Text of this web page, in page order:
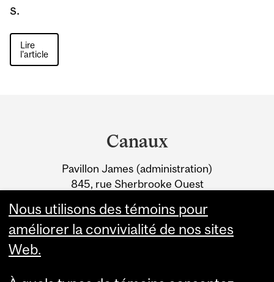
s.
Lire
l'article
Information
Canaux
Pavillon James (administration)
845, rue Sherbrooke Ouest
Nous utilisons des témoins pour
améliorer la convivialité de nos sites
Web.